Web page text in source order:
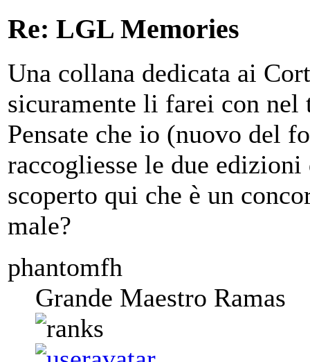
Re: LGL Memories
Una collana dedicata ai
sicuramente li farei con
Pensate che io (nuovo del
raccogliesse le due
scoperto qui che è un
male?
phantomfh
Grande Maestro Ramas